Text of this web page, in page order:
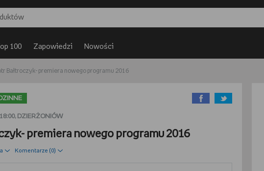
100 Zapowiedzi Nowości
Bałtroczyk- premiera nowego programu 2016
DZIERŻONIÓW
premiera nowego programu 2016
Komentarze (0)